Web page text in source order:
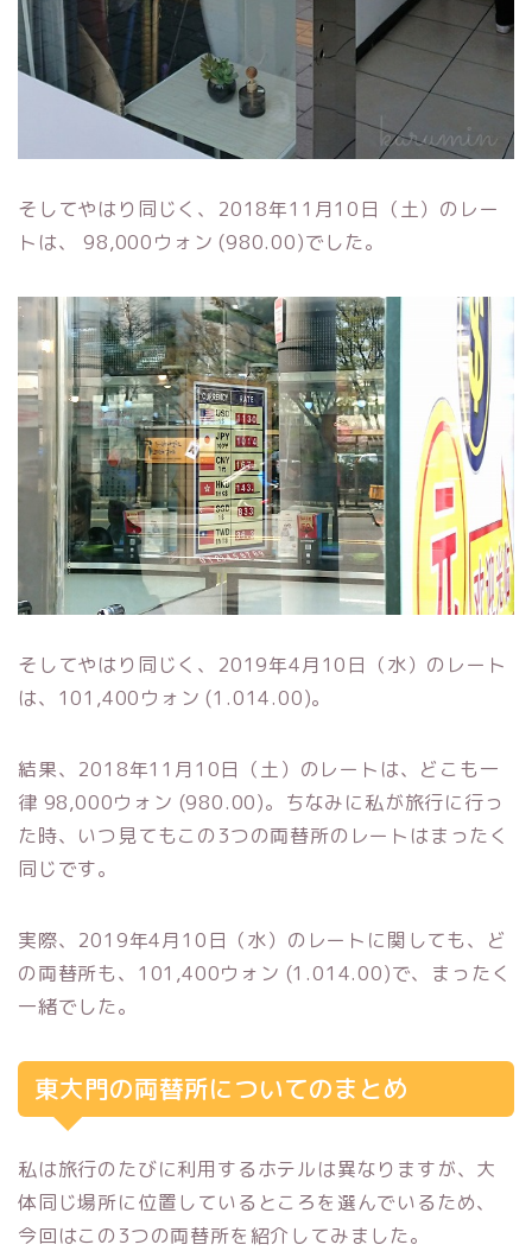
そしてやはり同じく、2018年11月10日（土）のレー
トは、 98,000ウォン (980.00)でした。
そしてやはり同じく、2019年4月10日（水）のレート
は、101,400ウォン (1.014.00)。
結果、2018年11月10日（土）のレートは、どこも一
律 98,000ウォン (980.00)。ちなみに私が旅行に行っ
た時、いつ見てもこの3つの両替所のレートはまったく
同じです。
実際、2019年4月10日（水）のレートに関しても、ど
の両替所も、101,400ウォン (1.014.00)で、まったく
一緒でした。
東大門の両替所についてのまとめ
私は旅行のたびに利用するホテルは異なりますが、大
体同じ場所に位置しているところを選んでいるため、
今回はこの3つの両替所を紹介してみました。